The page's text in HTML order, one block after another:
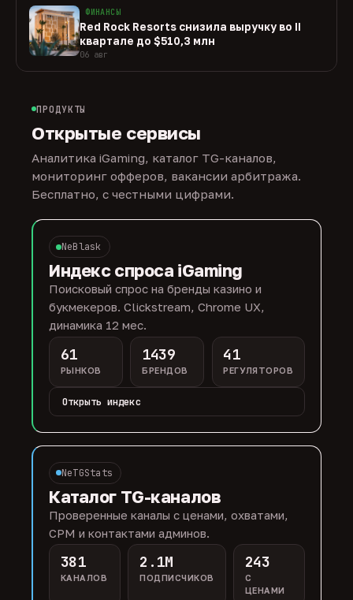
ФИНАНСЫ
Red Rock Resorts снизила выручку во II
квартале до $510,3 млн
06 авг
ПРОДУКТЫ
Открытые сервисы
Аналитика iGaming, каталог TG-каналов,
мониторинг офферов, вакансии арбитража.
Бесплатно, с честными цифрами.
NeBlask
Индекс спроса iGaming
Поисковый спрос на бренды казино и
букмекеров. Clickstream, Chrome UX,
динамика 12 мес.
61
РЫНКОВ
1439
БРЕНДОВ
41
РЕГУЛЯТОРОВ
Открыть индекс
NeTGStats
Каталог TG-каналов
Проверенные каналы с ценами, охватами,
CPM и контактами админов.
381
КАНАЛОВ
2.1M
ПОДПИСЧИКОВ
243
С
ЦЕНАМИ